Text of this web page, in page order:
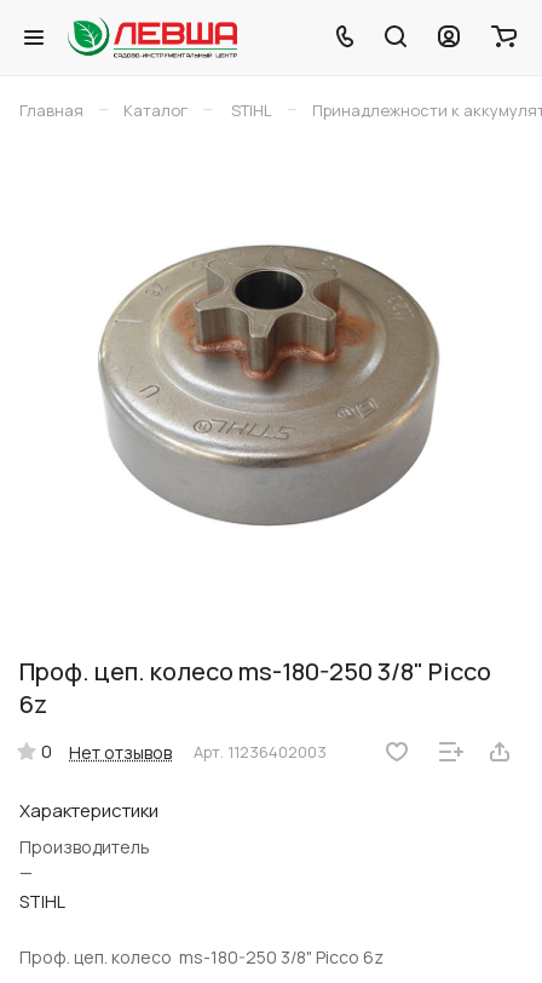
Главная – Каталог – STIHL – Принадлежности к
Проф. цеп. колесо ms-180-250 3/8" Picco
6z
0 Нет отзывов Арт. 11236402003
Характеристики
Производитель
—
STIHL
Проф. цеп. колесо ms-180-250 3/8" Picco 6z